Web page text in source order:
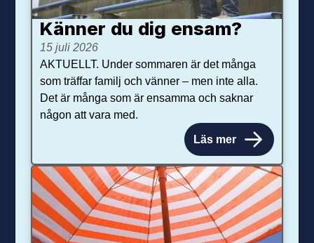
Känner du dig ensam?
15 juli 2026
AKTUELLT. Under sommaren är det många
som träffar familj och vänner – men inte alla.
Det är många som är ensamma och saknar
någon att vara med.
Läs mer